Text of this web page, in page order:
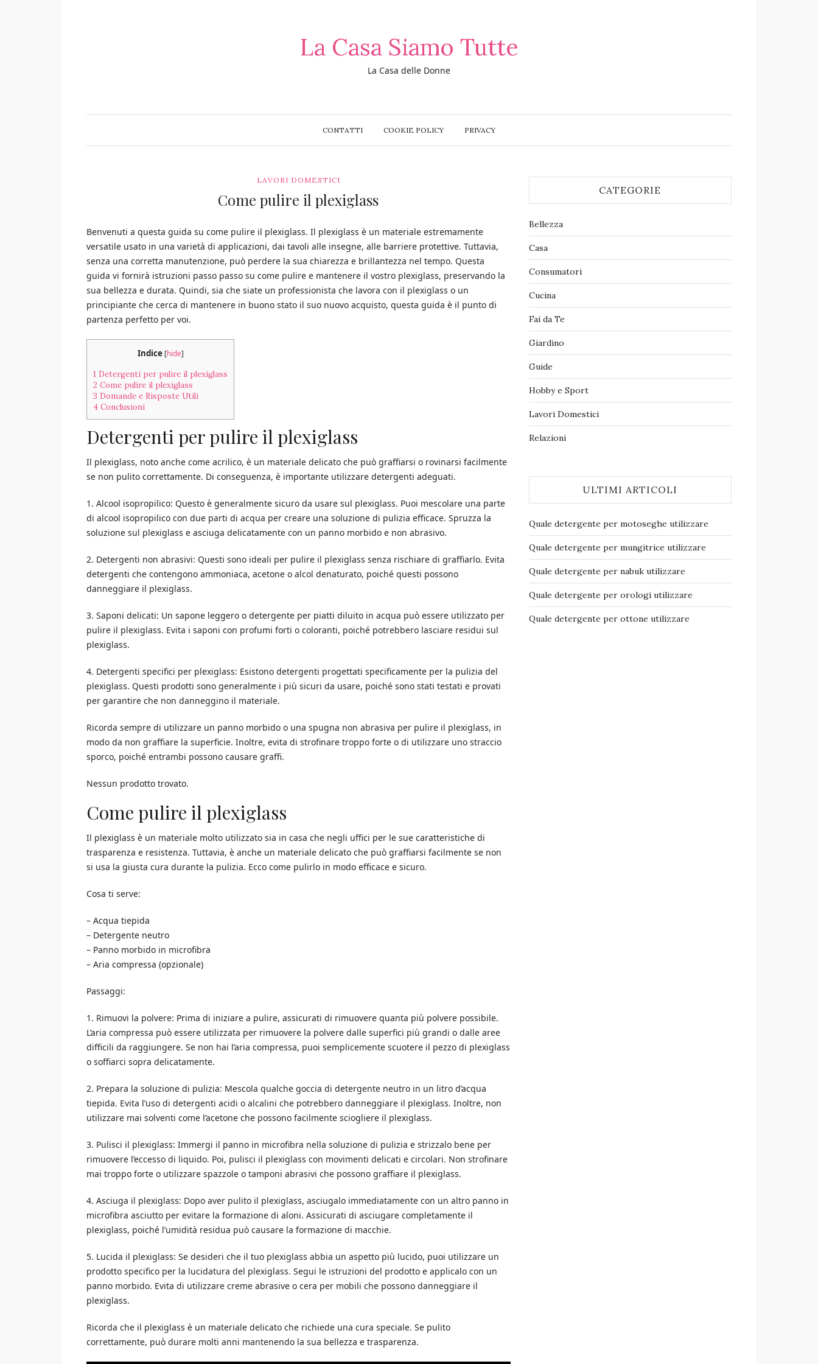
La Casa Siamo Tutte
La Casa delle Donne
CONTATTI COOKIE POLICY PRIVACY
LAVORI DOMESTICI
Come pulire il plexiglass
Benvenuti a questa guida su come pulire il plexiglass. Il plexiglass è un materiale estremamente
versatile usato in una varietà di applicazioni, dai tavoli alle insegne, alle barriere protettive. Tuttavia,
senza una corretta manutenzione, può perdere la sua chiarezza e brillantezza nel tempo. Questa
guida vi fornirà istruzioni passo passo su come pulire e mantenere il vostro plexiglass, preservando la
sua bellezza e durata. Quindi, sia che siate un professionista che lavora con il plexiglass o un
principiante che cerca di mantenere in buono stato il suo nuovo acquisto, questa guida è il punto di
partenza perfetto per voi.
Indice [hide]
1 Detergenti per pulire il plexiglass
2 Come pulire il plexiglass
3 Domande e Risposte Utili
4 Conclusioni
Detergenti per pulire il plexiglass
Il plexiglass, noto anche come acrilico, è un materiale delicato che può graffiarsi o rovinarsi facilmente
se non pulito correttamente. Di conseguenza, è importante utilizzare detergenti adeguati.
1. Alcool isopropilico: Questo è generalmente sicuro da usare sul plexiglass. Puoi mescolare una parte
di alcool isopropilico con due parti di acqua per creare una soluzione di pulizia efficace. Spruzza la
soluzione sul plexiglass e asciuga delicatamente con un panno morbido e non abrasivo.
2. Detergenti non abrasivi: Questi sono ideali per pulire il plexiglass senza rischiare di graffiarlo. Evita
detergenti che contengono ammoniaca, acetone o alcol denaturato, poiché questi possono
danneggiare il plexiglass.
3. Saponi delicati: Un sapone leggero o detergente per piatti diluito in acqua può essere utilizzato per
pulire il plexiglass. Evita i saponi con profumi forti o coloranti, poiché potrebbero lasciare residui sul
plexiglass.
4. Detergenti specifici per plexiglass: Esistono detergenti progettati specificamente per la pulizia del
plexiglass. Questi prodotti sono generalmente i più sicuri da usare, poiché sono stati testati e provati
per garantire che non danneggino il materiale.
Ricorda sempre di utilizzare un panno morbido o una spugna non abrasiva per pulire il plexiglass, in
modo da non graffiare la superficie. Inoltre, evita di strofinare troppo forte o di utilizzare uno straccio
sporco, poiché entrambi possono causare graffi.
Nessun prodotto trovato.
Come pulire il plexiglass
Il plexiglass è un materiale molto utilizzato sia in casa che negli uffici per le sue caratteristiche di
trasparenza e resistenza. Tuttavia, è anche un materiale delicato che può graffiarsi facilmente se non
si usa la giusta cura durante la pulizia. Ecco come pulirlo in modo efficace e sicuro.
Cosa ti serve:
– Acqua tiepida
– Detergente neutro
– Panno morbido in microfibra
– Aria compressa (opzionale)
Passaggi:
1. Rimuovi la polvere: Prima di iniziare a pulire, assicurati di rimuovere quanta più polvere possibile.
L’aria compressa può essere utilizzata per rimuovere la polvere dalle superfici più grandi o dalle aree
difficili da raggiungere. Se non hai l’aria compressa, puoi semplicemente scuotere il pezzo di plexiglass
o soffiarci sopra delicatamente.
2. Prepara la soluzione di pulizia: Mescola qualche goccia di detergente neutro in un litro d’acqua
tiepida. Evita l’uso di detergenti acidi o alcalini che potrebbero danneggiare il plexiglass. Inoltre, non
utilizzare mai solventi come l’acetone che possono facilmente sciogliere il plexiglass.
3. Pulisci il plexiglass: Immergi il panno in microfibra nella soluzione di pulizia e strizzalo bene per
rimuovere l’eccesso di liquido. Poi, pulisci il plexiglass con movimenti delicati e circolari. Non strofinare
mai troppo forte o utilizzare spazzole o tamponi abrasivi che possono graffiare il plexiglass.
4. Asciuga il plexiglass: Dopo aver pulito il plexiglass, asciugalo immediatamente con un altro panno in
microfibra asciutto per evitare la formazione di aloni. Assicurati di asciugare completamente il
plexiglass, poiché l’umidità residua può causare la formazione di macchie.
5. Lucida il plexiglass: Se desideri che il tuo plexiglass abbia un aspetto più lucido, puoi utilizzare un
prodotto specifico per la lucidatura del plexiglass. Segui le istruzioni del prodotto e applicalo con un
panno morbido. Evita di utilizzare creme abrasive o cera per mobili che possono danneggiare il
plexiglass.
Ricorda che il plexiglass è un materiale delicato che richiede una cura speciale. Se pulito
correttamente, può durare molti anni mantenendo la sua bellezza e trasparenza.
CATEGORIE
Bellezza
Casa
Consumatori
Cucina
Fai da Te
Giardino
Guide
Hobby e Sport
Lavori Domestici
Relazioni
ULTIMI ARTICOLI
Quale detergente per motoseghe​ utilizzare
Quale detergente per mungitrice​ utilizzare
Quale detergente per nabuk​ utilizzare
Quale detergente per orologi​ utilizzare
Quale detergente per ottone​ utilizzare